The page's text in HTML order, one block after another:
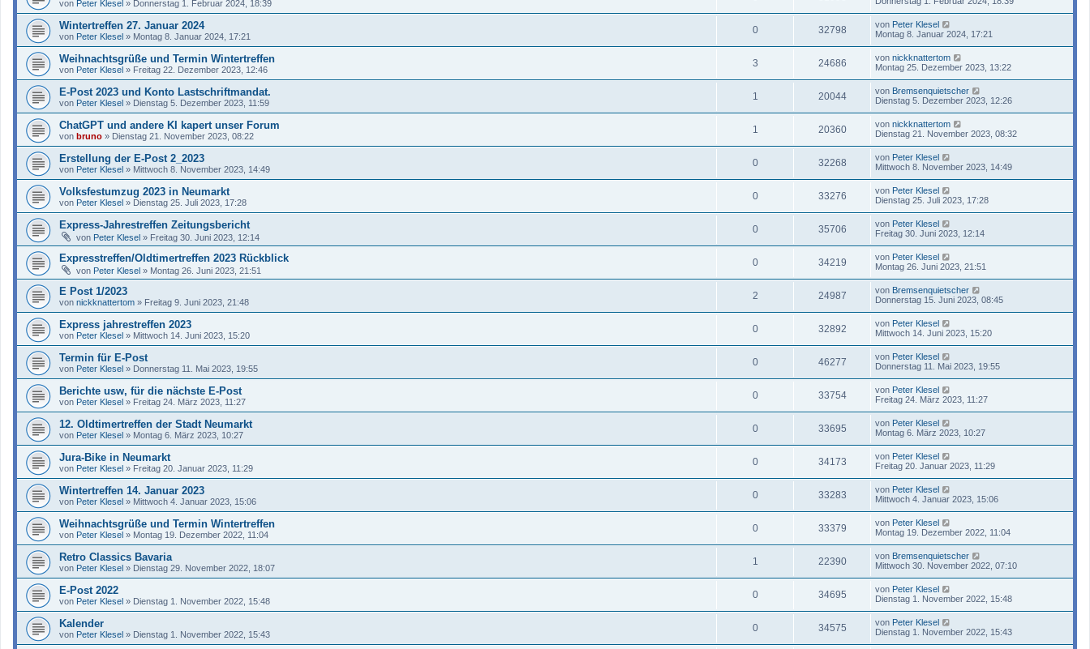
von Peter Klesel » Donnerstag 1. Februar 2024, 18:39
Wintertreffen 27. Januar 2024
von Peter Klesel » Montag 8. Januar 2024, 17:21
0 32798 von Peter Klesel
Montag 8. Januar 2024, 17:21
Weihnachtsgrüße und Termin Wintertreffen
von Peter Klesel » Freitag 22. Dezember 2023, 12:46
3 24686 von nickknattertom
Montag 25. Dezember 2023, 13:22
E-Post 2023 und Konto Lastschriftmandat.
von Peter Klesel » Dienstag 5. Dezember 2023, 11:59
1 20044 von Bremsenquietscher
Dienstag 5. Dezember 2023, 12:26
ChatGPT und andere KI kapert unser Forum
von bruno » Dienstag 21. November 2023, 08:22
1 20360 von nickknattertom
Dienstag 21. November 2023, 08:32
Erstellung der E-Post 2_2023
von Peter Klesel » Mittwoch 8. November 2023, 14:49
0 32268 von Peter Klesel
Mittwoch 8. November 2023, 14:49
Volksfestumzug 2023 in Neumarkt
von Peter Klesel » Dienstag 25. Juli 2023, 17:28
0 33276 von Peter Klesel
Dienstag 25. Juli 2023, 17:28
Express-Jahrestreffen Zeitungsbericht
von Peter Klesel » Freitag 30. Juni 2023, 12:14
0 35706 von Peter Klesel
Freitag 30. Juni 2023, 12:14
Expresstreffen/Oldtimertreffen 2023 Rückblick
von Peter Klesel » Montag 26. Juni 2023, 21:51
0 34219 von Peter Klesel
Montag 26. Juni 2023, 21:51
E Post 1/2023
von nickknattertom » Freitag 9. Juni 2023, 21:48
2 24987 von Bremsenquietscher
Donnerstag 15. Juni 2023, 08:45
Express jahrestreffen 2023
von Peter Klesel » Mittwoch 14. Juni 2023, 15:20
0 32892 von Peter Klesel
Mittwoch 14. Juni 2023, 15:20
Termin für E-Post
von Peter Klesel » Donnerstag 11. Mai 2023, 19:55
0 46277 von Peter Klesel
Donnerstag 11. Mai 2023, 19:55
Berichte usw, für die nächste E-Post
von Peter Klesel » Freitag 24. März 2023, 11:27
0 33754 von Peter Klesel
Freitag 24. März 2023, 11:27
12. Oldtimertreffen der Stadt Neumarkt
von Peter Klesel » Montag 6. März 2023, 10:27
0 33695 von Peter Klesel
Montag 6. März 2023, 10:27
Jura-Bike in Neumarkt
von Peter Klesel » Freitag 20. Januar 2023, 11:29
0 34173 von Peter Klesel
Freitag 20. Januar 2023, 11:29
Wintertreffen 14. Januar 2023
von Peter Klesel » Mittwoch 4. Januar 2023, 15:06
0 33283 von Peter Klesel
Mittwoch 4. Januar 2023, 15:06
Weihnachtsgrüße und Termin Wintertreffen
von Peter Klesel » Montag 19. Dezember 2022, 11:04
0 33379 von Peter Klesel
Montag 19. Dezember 2022, 11:04
Retro Classics Bavaria
von Peter Klesel » Dienstag 29. November 2022, 18:07
1 22390 von Bremsenquietscher
Mittwoch 30. November 2022, 07:10
E-Post 2022
von Peter Klesel » Dienstag 1. November 2022, 15:48
0 34695 von Peter Klesel
Dienstag 1. November 2022, 15:48
Kalender
von Peter Klesel » Dienstag 1. November 2022, 15:43
0 34575 von Peter Klesel
Dienstag 1. November 2022, 15:43